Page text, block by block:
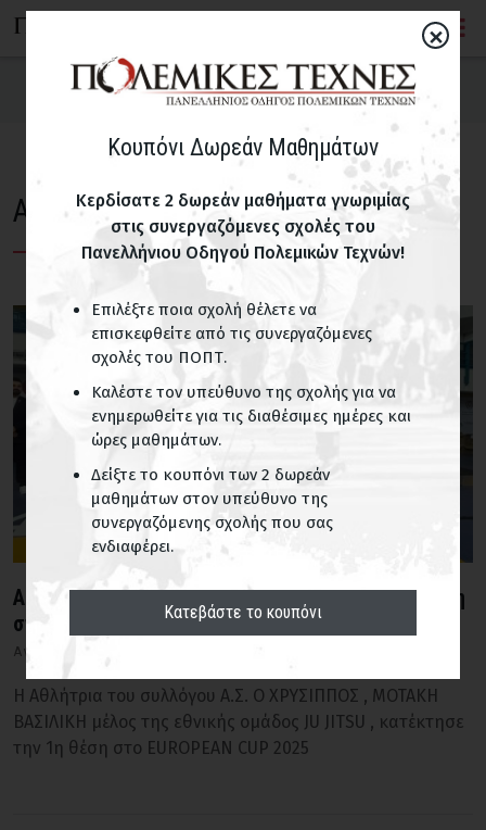
Αγώνες
Αγώνες
Τελευταία Νέα
Σεμινάρια
Αγώνες
Α.Σ. Ο Χρύσιππος: Πρώτη θέση η Βασιλική Μοτάκη
στο Ευρωπαϊκό Κύπελλο Ζίου Ζίτσου
Αγώνες
Η Αθλήτρια του συλλόγου Α.Σ. Ο ΧΡΥΣΙΠΠΟΣ , ΜΟΤΑΚΗ
ΒΑΣΙΛΙΚΗ μέλος της εθνικής ομάδος JU JITSU , κατέκτησε
την 1η θέση στο EUROPEAN CUP 2025
×
Κουπόνι Δωρεάν Μαθημάτων
Κερδίσατε 2 δωρεάν μαθήματα γνωριμίας
στις συνεργαζόμενες σχολές του
Πανελλήνιου Οδηγού Πολεμικών Τεχνών!
Επιλέξτε ποια σχολή θέλετε να
επισκεφθείτε από τις συνεργαζόμενες
σχολές του ΠΟΠΤ.
Καλέστε τον υπεύθυνο της σχολής για να
ενημερωθείτε για τις διαθέσιμες ημέρες και
ώρες μαθημάτων.
Δείξτε το κουπόνι των 2 δωρεάν
μαθημάτων στον υπεύθυνο της
συνεργαζόμενης σχολής που σας
ενδιαφέρει.
Κατεβάστε το κουπόνι